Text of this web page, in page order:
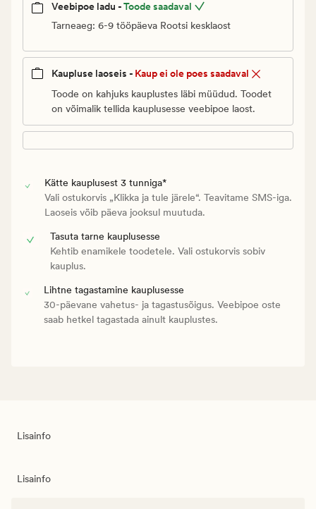
Veebipoe ladu -Toode saadaval
Tarneaeg: 6-9 tööpäeva Rootsi kesklaost
Kaupluse laoseis - Kaup ei ole poes saadaval
Toode on kahjuks kauplustes läbi müüdud. Toodet
on võimalik tellida kauplusesse veebipoe laost.
Kätte kauplusest 3 tunniga*
Vali ostukorvis „Klikka ja tule järele“. Teavitame SMS-iga.
Laoseis võib päeva jooksul muutuda.
Tasuta tarne kauplusesse
Kehtib enamikele toodetele. Vali ostukorvis sobiv
kauplus.
Lihtne tagastamine kauplusesse
30-päevane vahetus- ja tagastusõigus. Veebipoe oste
saab hetkel tagastada ainult kauplustes.
Lisainfo
Lisainfo